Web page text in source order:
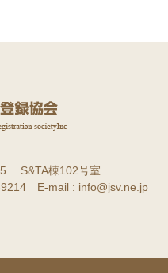
S&TA棟102号室
E-mail : info@jsv.ne.jp